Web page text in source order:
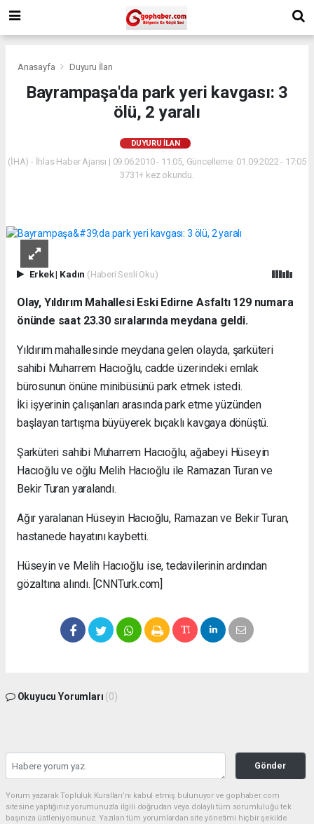
Anasayfa Duyuru İlan
Bayrampaşa'da park yeri kavgası: 3
ölü, 2 yaralı
DUYURU İLAN
(İHA) - İhlas Haber Ajansı | 09.06.2010 - 11:05, Güncelleme: 01.09.2022 - 17:05
3731+ kez okundu.
Erkek| Kadın (Haberi Sesli Oku)
Olay, Yıldırım Mahallesi Eski Edirne Asfaltı 129 numara
önünde saat 23.30 sıralarında meydana geldi.
Yıldırım mahallesinde meydana gelen olayda, şarküteri
sahibi Muharrem Hacıoğlu, cadde üzerindeki emlak
bürosunun önüne minibüsünü park etmek istedi.
İki işyerinin çalışanları arasında park etme yüzünden
başlayan tartışma büyüyerek bıçaklı kavgaya dönüştü.
Şarküteri sahibi Muharrem Hacıoğlu, ağabeyi Hüseyin
Hacıoğlu ve oğlu Melih Hacıoğlu ile Ramazan Turan ve
Bekir Turan yaralandı.
Ağır yaralanan Hüseyin Hacıoğlu, Ramazan ve Bekir Turan,
hastanede hayatını kaybetti.
Hüseyin ve Melih Hacıoğlu ise, tedavilerinin ardından
gözaltına alındı. [CNNTurk.com]
Okuyucu Yorumları (0)
Gönder
Yorum yazarak Topluluk Kuralları’nı kabul etmiş bulunuyor ve gophaber.com
sitesine yaptığınız yorumunuzla ilgili doğrudan veya dolaylı tüm sorumluluğu tek
başınıza üstleniyorsunuz. Yazılan tüm yorumlardan site yönetimi hiçbir şekilde